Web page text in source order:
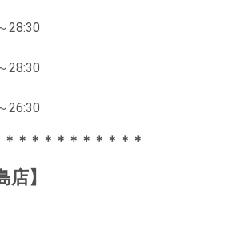
28:30
28:30
26:30
＊＊＊＊＊＊＊＊＊＊
】